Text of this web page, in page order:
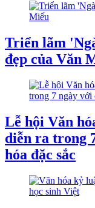
Triển lãm
đẹp của Văn
Lễ hội Văn
diễn ra trong
hóa đặc sắc